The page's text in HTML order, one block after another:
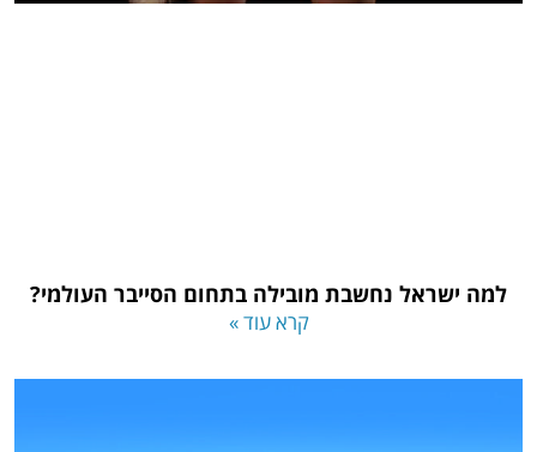
למה ישראל נחשבת מובילה בתחום הסייבר העולמי?
קרא עוד »